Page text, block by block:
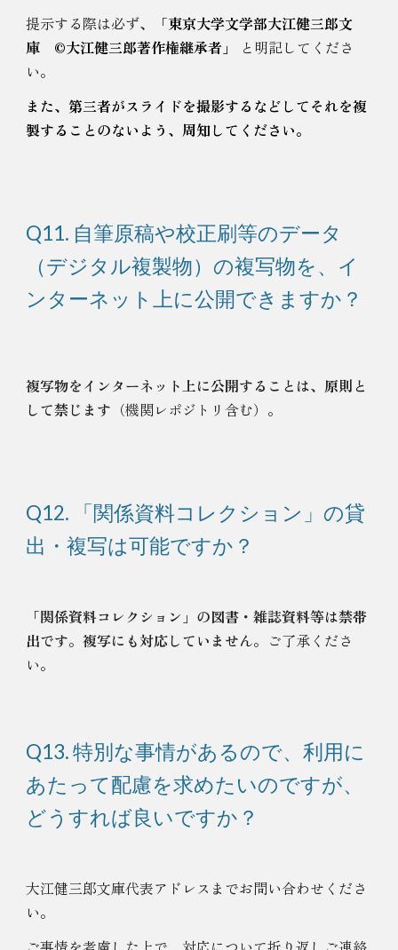
提示する際は必ず、
「東京大学文学部大江健三郎文
庫 ©︎大江健三郎著作権継承者」
と明記してくださ
い。
また、第三者がスライドを撮影するなどしてそれを複
製することのないよう、周知してください。
Q11. 自筆原稿や校正刷等のデータ
（デジタル複製物）の複写物を、イ
ンターネット上に公開できますか？
複写物をインターネット上に公開することは、原則と
して禁じます （機関レポジトリ含む）。
Q12. 「関係資料コレクション」の貸
出・複写は可能ですか？
「関係資料コレクション」の図書・雑誌資料等は禁帯
出です。複写にも対応していません。 ご了承くださ
い。
Q13. 特別な事情があるので、利用に
あたって配慮を求めたいのですが、
どうすれば良いですか？
大江健三郎文庫代表アドレスまでお問い合わせくださ
い。